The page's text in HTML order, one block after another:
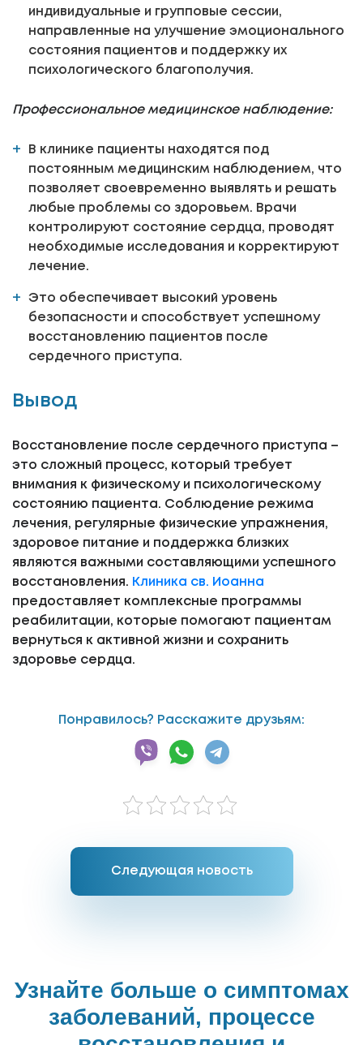
индивидуальные и групповые сессии,
направленные на улучшение эмоционального
состояния пациентов и поддержку их
психологического благополучия.
Профессиональное медицинское наблюдение:
В клинике пациенты находятся под
постоянным медицинским наблюдением, что
позволяет своевременно выявлять и решать
любые проблемы со здоровьем. Врачи
контролируют состояние сердца, проводят
необходимые исследования и корректируют
лечение.
Это обеспечивает высокий уровень
безопасности и способствует успешному
восстановлению пациентов после
сердечного приступа.
Вывод
Восстановление после сердечного приступа –
это сложный процесс, который требует
внимания к физическому и психологическому
состоянию пациента. Соблюдение режима
лечения, регулярные физические упражнения,
здоровое питание и поддержка близких
являются важными составляющими успешного
восстановления. Клиника св. Иоанна
предоставляет комплексные программы
реабилитации, которые помогают пациентам
вернуться к активной жизни и сохранить
здоровье сердца.
Понравилось? Расскажите друзьям:
Следующая новость
Узнайте больше о симптомах
заболеваний, процессе